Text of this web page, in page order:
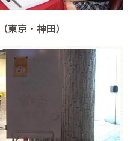
東京・神田）